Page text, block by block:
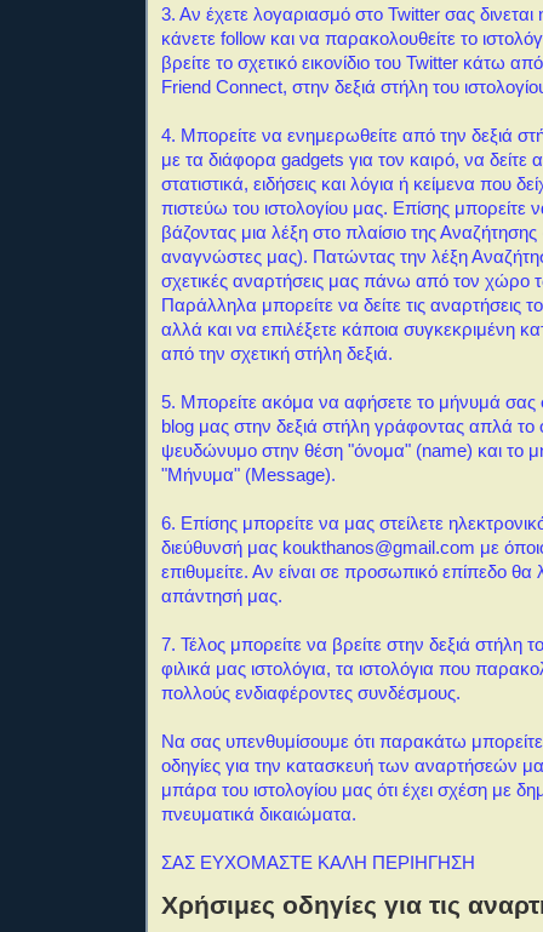
3. Αν έχετε λογαριασμό στο Twitter σας
κάνετε follow και να παρακολουθείτε το
βρείτε το σχετικό εικονίδιο του Twitter κάτω
Friend Connect, στην δεξιά στήλη του
4. Μπορείτε να ενημερωθείτε από την δεξιά
με τα διάφορα gadgets για τον καιρό, να δείτε
στατιστικά, ειδήσεις και λόγια ή κείμενα που
πιστεύω του ιστολογίου μας. Επίσης μπορείτε
βάζοντας μια λέξη στο πλαίσιο της
αναγνώστες μας). Πατώντας την λέξη
σχετικές αναρτήσεις μας πάνω από τον χώρο
Παράλληλα μπορείτε να δείτε τις αναρτήσεις
αλλά και να επιλέξετε κάποια συγκεκριμένη
από την σχετική στήλη δεξιά.
5. Μπορείτε ακόμα να αφήσετε το μήνυμά σας
blog μας στην δεξιά στήλη γράφοντας απλά
ψευδώνυμο στην θέση "όνομα" (name) και το
"Μήνυμα" (Message).
6. Επίσης μπορείτε να μας στείλετε
διεύθυνσή μας koukthanos@gmail.com με
επιθυμείτε. Αν είναι σε προσωπικό επίπεδο
απάντησή μας.
7. Τέλος μπορείτε να βρείτε στην δεξιά στήλη
φιλικά μας ιστολόγια, τα ιστολόγια που
πολλούς ενδιαφέροντες συνδέσμους.
Να σας υπενθυμίσουμε ότι παρακάτω μπορείτε
οδηγίες για την κατασκευή των αναρτήσεών
μπάρα του ιστολογίου μας ότι έχει σχέση με
πνευματικά δικαιώματα.
ΣΑΣ ΕΥΧΟΜΑΣΤΕ ΚΑΛΗ ΠΕΡΙΗΓΗΣΗ
Χρήσιμες οδηγίες για τις